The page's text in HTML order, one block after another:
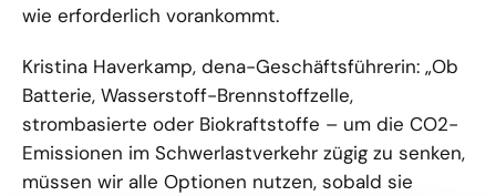
wie erforderlich vorankommt.
Kristina Haverkamp, dena-Geschäftsführerin: „Ob
Batterie, Wasserstoff-Brennstoffzelle,
strombasierte oder Biokraftstoffe – um die CO2-
Emissionen im Schwerlastverkehr zügig zu senken,
müssen wir alle Optionen nutzen, sobald sie